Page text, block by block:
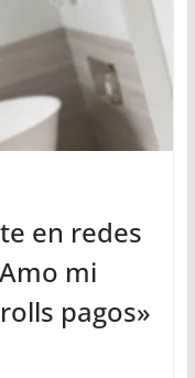
en redes
mi
pagos»